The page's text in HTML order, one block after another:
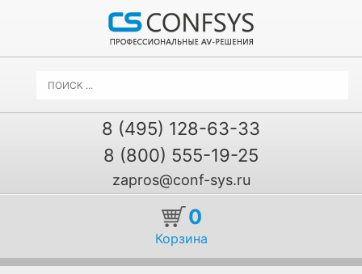
8 (495) 128-63-33
8 (800) 555-19-25
zapros@conf-sys.ru
0
Корзина